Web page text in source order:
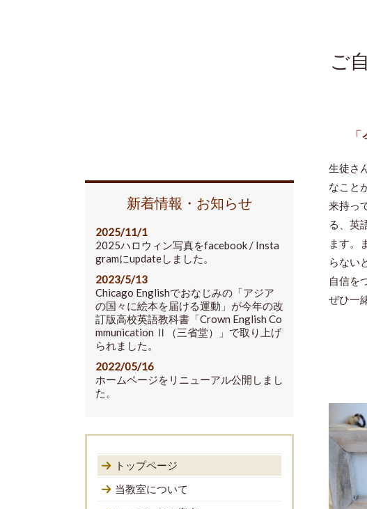
ご
生徒さ
なこと
来持っ
る、英
ます。
らない
自信を
ぜひ一
新着情報・お知らせ
2025/11/1
2025ハロウィン写真をfacebook / Insta
gramにupdateしました。
2023/5/13
Chicago Englishでおなじみの「アジア
の国々に絵本を届ける運動」が今年の改
訂版高校英語教科書「Crown English Co
mmunication Ⅱ（三省堂）」で取り上げ
られました。
2022/05/16
ホームページをリニューアル公開しまし
た。
トップページ
当教室について